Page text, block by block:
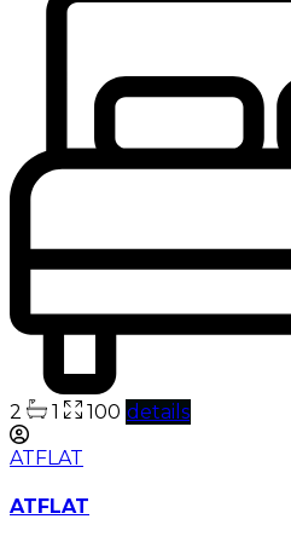
2 1 100 details
ATFLAT
ATFLAT